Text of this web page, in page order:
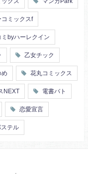
ックス マンガPark
コミックスf
ミbyハーレクイン
乙女チック
め 花丸コミックス
NEXT 電書バト
恋愛宣言
テル